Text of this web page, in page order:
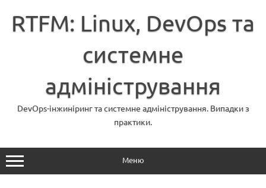
вмістуRTFM: Linux, DevOps та
системне
адміністрування
DevOps-інжиніринг та системне адміністрування. Випадки з
практики.
Меню